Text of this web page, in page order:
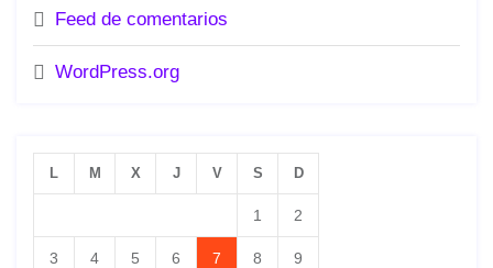
Feed de comentarios
WordPress.org
L M X J V S D
1 2
3 4 5 6 7 8 9